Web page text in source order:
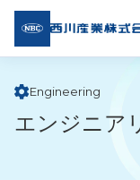
西川
産業
企
報
Engineering
エンジニア